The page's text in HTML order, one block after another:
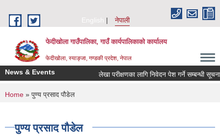
English
नेपाली
फेदीखोला गाउँपालिका, गाउँ कार्यपालिकाको कार्यालय
फेदीखोला, स्याङ्जा, गण्डकी प्रदेश, नेपाल
News & Events लेखा परीक्षणका लागि निवेदन पेश गर्ने सम्बन्धी सूचना
You are here
Home » पुण्य प्रसाद पौडेल
पुण्य प्रसाद पौडेल